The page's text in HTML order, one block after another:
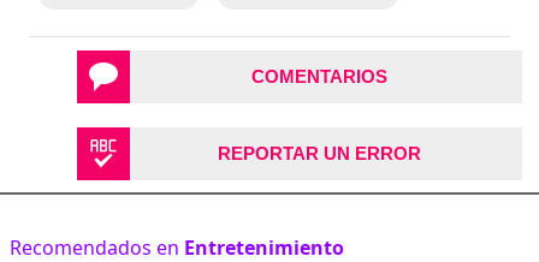
COMENTARIOS
REPORTAR UN ERROR
Recomendados en Entretenimiento